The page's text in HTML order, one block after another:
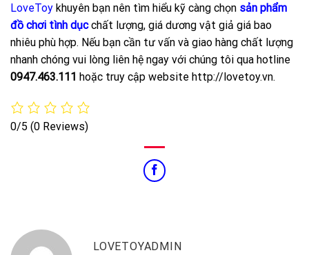
LoveToy khuyên bạn nên tìm hiểu kỹ càng chọn sản phẩm
đồ chơi tình dụcchất lượng, giá dương vật giả giá bao
nhiêu phù hợp. Nếu bạn cần tư vấn và giao hàng chất lượng
nhanh chóng vui lòng liên hệ ngay với chúng tôi qua hotline
0947.463.111 hoặc truy cập website http://lovetoy.vn.
0/5 (0 Reviews)
LOVETOYADMIN